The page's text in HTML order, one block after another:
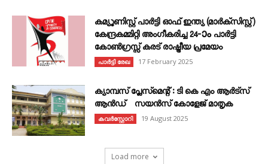
കമ്യൂണിസ്റ്റ് പാർട്ടി ഓഫ് ഇന്ത്യ (മാർക്സിസ്റ്റ്)
കേന്ദ്രകമ്മിറ്റി അംഗീകരിച്ച 24‐ാം പാർട്ടി
കോൺഗ്രസ്സ് കരട് രാഷ്ട്രീയ പ്രമേയം
പാർട്ടി രേഖ 17 February 2025
ക്യാമ്പസ് പ്ലേസ്മെന്റ് : ടി കെ എം ആർട്സ്
ആൻഡ് സയൻസ് കോളേജ് മാതൃക
കവര്‍സ്റ്റോറി 19 August 2025
Load more